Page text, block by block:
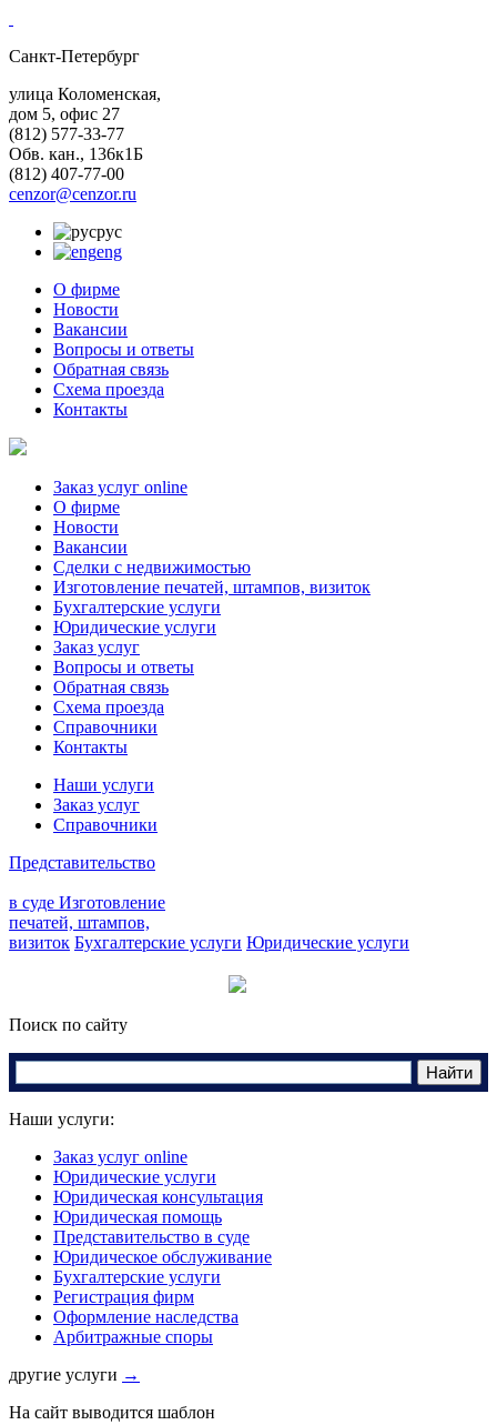
Санкт-Петербург
улица Коломенская,
дом 5, офис 27
(812) 577-33-77
Обв. кан., 136к1Б
(812) 407-77-00
cenzor@cenzor.ru
рус
eng
О фирме
Новости
Вакансии
Вопросы и ответы
Обратная связь
Схема проезда
Контакты
Заказ услуг online
О фирме
Новости
Вакансии
Сделки с недвижимостью
Изготовление печатей, штампов, визиток
Бухгалтерские услуги
Юридические услуги
Заказ услуг
Вопросы и ответы
Обратная связь
Схема проезда
Справочники
Контакты
Наши услуги
Заказ услуг
Справочники
Представительство
в суде Изготовление
печатей, штампов,
визиток Бухгалтерские услуги Юридические услуги
Поиск по сайту
Наши услуги:
Заказ услуг online
Юридические услуги
Юридическая консультация
Юридическая помощь
Представительство в суде
Юридическое обслуживание
Бухгалтерские услуги
Регистрация фирм
Оформление наследства
Арбитражные споры
другие услуги →
На сайт выводится шаблон